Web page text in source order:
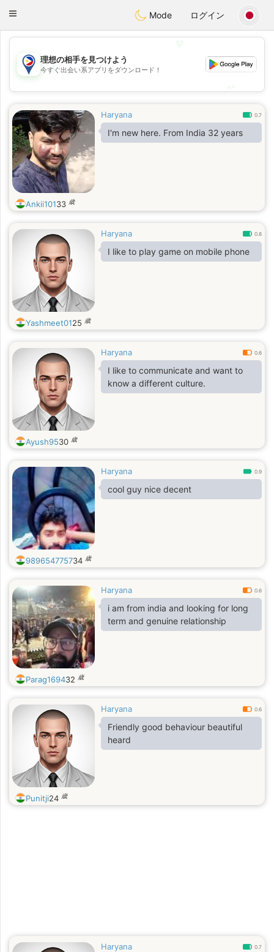
PhilippinesChat
Toggle
Mode ログイン
💖
💕
理想の相手を見つけよう
今すぐ出会い系アプリをダウンロード！
Haryana 0.7
I'm new here. From India 32 years
Ankii10133 歳
Haryana 0.8
I like to play game on mobile phone
Yashmeet0125 歳
Haryana 0.6
I like to communicate and want to
know a different culture.
Ayush9530 歳
Haryana 0.9
cool guy nice decent
989654775734 歳
Haryana 0.6
i am from india and looking for long
term and genuine relationship
Parag169432 歳
Haryana 0.6
Friendly good behaviour beautiful
heard
Punitji24 歳
Haryana 0.7